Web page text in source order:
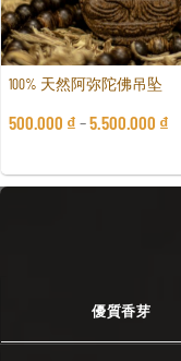
100% 天然阿弥陀佛吊坠
500.000 ₫ –5.500.000 ₫
優質香芽